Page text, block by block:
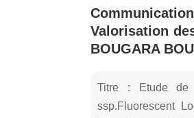
Valorisation
BOUGARA
Titre : Etude de
ssp.Fluorescent